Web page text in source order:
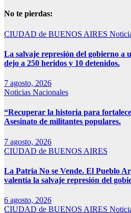
No te pierdas:
CIUDAD de BUENOS AIRES
La salvaje represión del gobierno a
dejo a 250 heridos y 10 detenidos.
7 agosto, 2026
Noticias Nacionales
“Recuperar la historia para
Asesinato de militantes populares.
7 agosto, 2026
CIUDAD de BUENOS AIRES
La Patria No se Vende. El Pueblo
valentía la salvaje represión del
6 agosto, 2026
CIUDAD de BUENOS AIRES